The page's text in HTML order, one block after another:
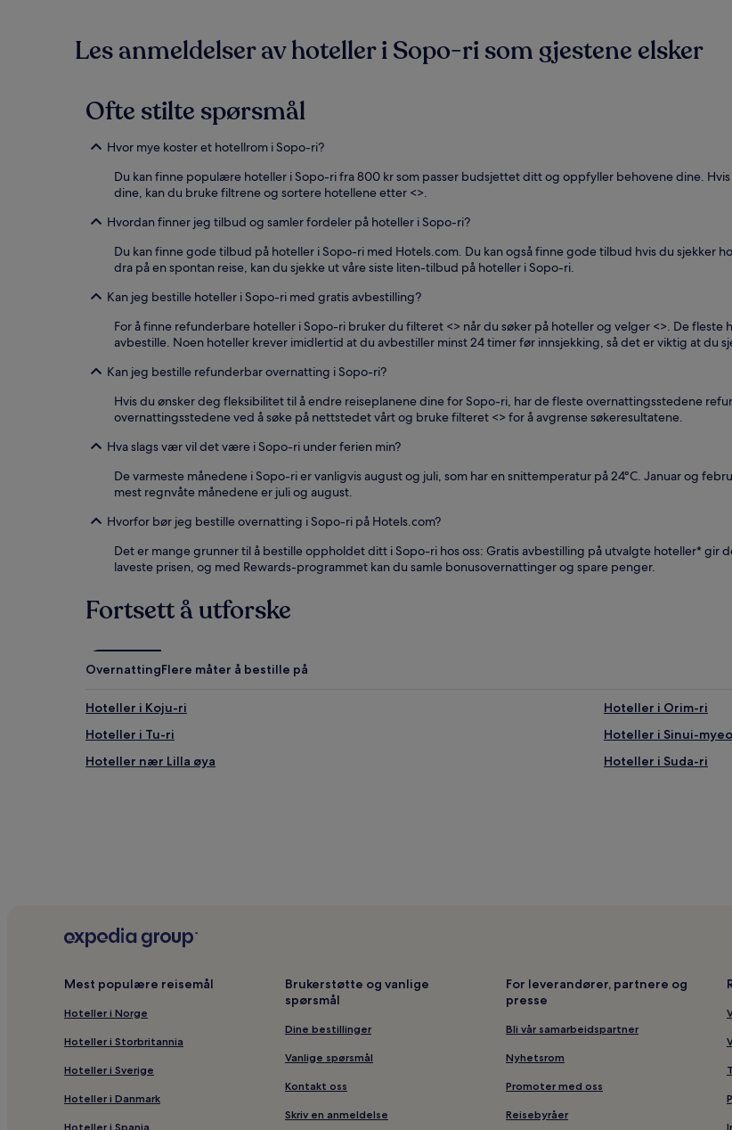
1
2
voksne.
og
tilgjengelighet
endre
seg.
Les anmeldelser av hoteller i Sopo-ri som gjestene elsker
Ofte stilte spørsmål
Hvor mye koster et hotellrom i Sopo-ri?
Du kan finne populære hoteller i Sopo-ri fra 800 kr som passer budsjettet ditt og oppfyller behovene dine.
dine, kan du bruke filtrene og sortere hotellene etter <>.
Hvordan finner jeg tilbud og samler fordeler på hoteller i Sopo-ri?
Du kan finne gode tilbud på hoteller i Sopo-ri med Hotels.com. Du kan også finne gode tilbud hvis du sjekker
dra på en spontan reise, kan du sjekke ut våre siste liten-tilbud på hoteller i Sopo-ri.
Kan jeg bestille hoteller i Sopo-ri med gratis avbestilling?
For å finne refunderbare hoteller i Sopo-ri bruker du filteret <> når du søker på hoteller og velger <>. De fleste
avbestille. Noen hoteller krever imidlertid at du avbestiller minst 24 timer før innsjekking, så det er viktig at du
Kan jeg bestille refunderbar overnatting i Sopo-ri?
Hvis du ønsker deg fleksibilitet til å endre reiseplanene dine for Sopo-ri, har de fleste overnattingsstedene
overnattingsstedene ved å søke på nettstedet vårt og bruke filteret <> for å avgrense søkeresultatene.
Hva slags vær vil det være i Sopo-ri under ferien min?
De varmeste månedene i Sopo-ri er vanligvis august og juli, som har en snittemperatur på 24°C. Januar og
mest regnvåte månedene er juli og august.
Hvorfor bør jeg bestille overnatting i Sopo-ri på Hotels.com?
Det er mange grunner til å bestille oppholdet ditt i Sopo-ri hos oss: Gratis avbestilling på utvalgte hoteller*
laveste prisen, og med Rewards-programmet kan du samle bonusovernattinger og spare penger.
Fortsett å utforske
OvernattingFlere måter å bestille på
Hoteller i Koju-ri
Hoteller i Orim-ri
Hoteller i Tu-ri
Hoteller i Sinui-
Hoteller nær Lilla øya
Hoteller i Suda-ri
Mest populære reisemål
Hoteller i Norge
Hoteller i Storbritannia
Hoteller i Sverige
Hoteller i Danmark
Hoteller i Spania
Brukerstøtte og vanlige
spørsmål
Dine bestillinger
Vanlige spørsmål
Kontakt oss
Skriv en anmeldelse
For leverandører, partnere og
presse
Bli vår samarbeidspartner
Nyhetsrom
Promoter med oss
Reisebyråer